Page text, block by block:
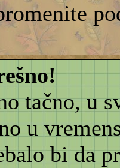
tačno, u
u
bi da